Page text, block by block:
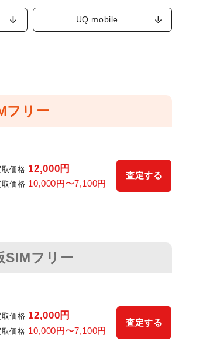
UQ mobile
フリー
取価格 12,000円
価格 10,000円〜7,100円
査定する
フリー
取価格 12,000円
価格 10,000円〜7,100円
査定する